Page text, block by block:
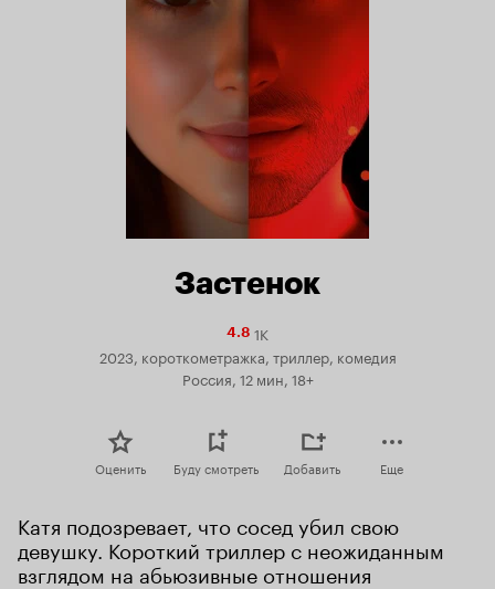
Застенок
4.8Рейтинг
1K
2023, короткометражка, триллер, комедия
Россия, 12 мин, 18+
Оценить Буду смотреть Добавить Еще
Катя подозревает, что сосед убил свою
девушку. Короткий триллер с неожиданным
взглядом на абьюзивные отношения